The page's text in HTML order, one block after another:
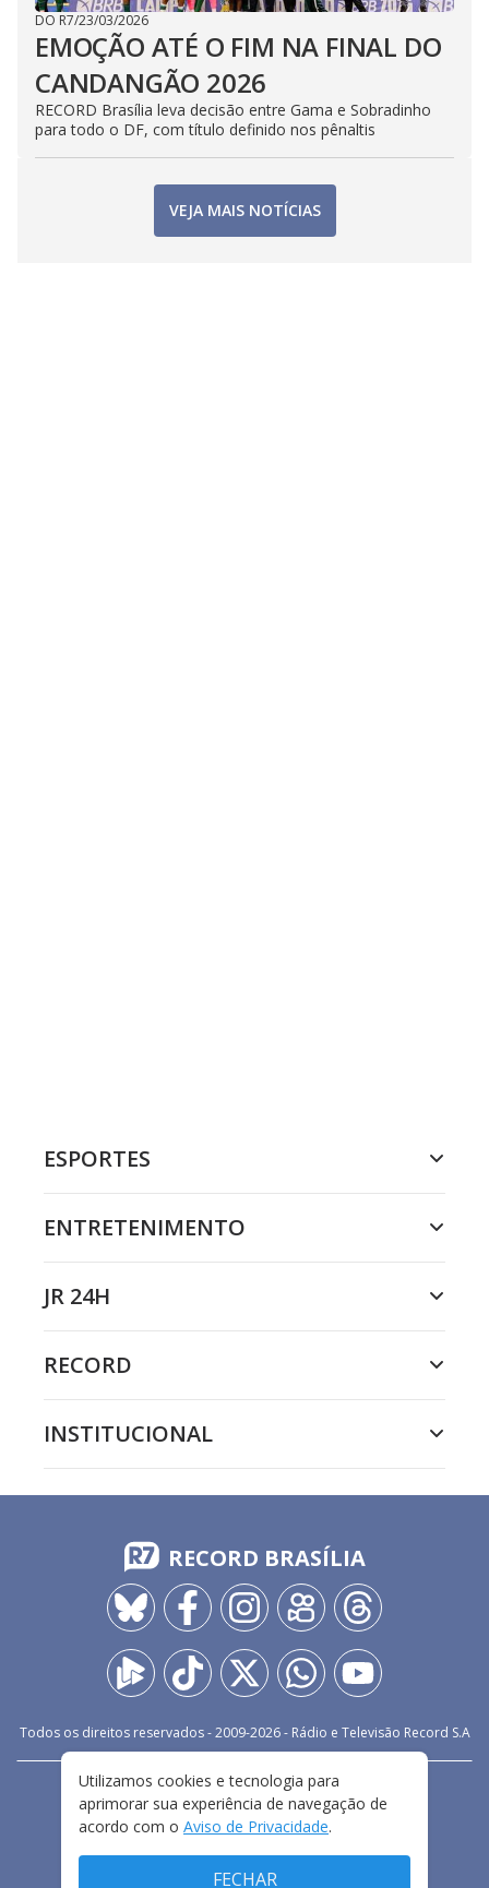
DO R7/23/03/2026
EMOÇÃO ATÉ O FIM NA FINAL DO
CANDANGÃO 2026
RECORD Brasília leva decisão entre Gama e Sobradinho
para todo o DF, com título definido nos pênaltis
VEJA MAIS NOTÍCIAS
ESPORTES
ENTRETENIMENTO
JR 24H
RECORD
INSTITUCIONAL
RECORD BRASÍLIA
Todos os direitos reservados - 2009-2026- Rádio e Televisão Record S.A
FALE CONOSCO
PRIVACIDADE
TERMOS E CONDIÇÕES DE USO
Utilizamos cookies e tecnologia para
aprimorar sua experiência de navegação de
acordo com o Aviso de Privacidade.
FECHAR